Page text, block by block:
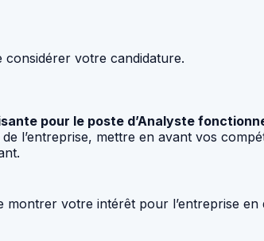
votre candidature.
pour le poste d’Analyste
l’entreprise, mettre en avant vos
votre intérêt pour l’entreprise